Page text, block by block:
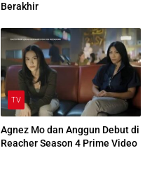
Berakhir
TV
Agnez Mo dan Anggun Debut di
Reacher Season 4 Prime Video